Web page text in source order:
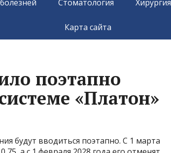
Стоматология Хирургия
Карта сайта
поэтапно
«Платон»
будут вводиться поэтапно. С 1 марта